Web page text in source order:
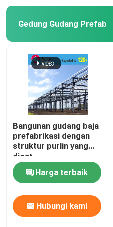
Gedung Gudang Prefab
Bangunan gudang baja
prefabrikasi dengan
struktur purlin yang
dicat
Harga terbaik
Hubungi kami